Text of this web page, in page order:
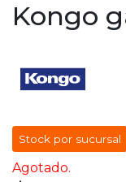
Kongo
Stock por sucursal
Agotado.